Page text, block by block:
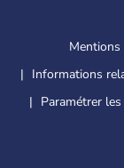
Mentions
Informations
Paramétrer